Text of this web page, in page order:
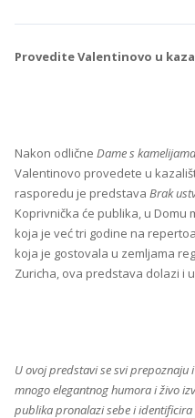
Provedite Valentinovo u
Nakon odlične Dame s kamelijama
Valentinovo provedete u
rasporedu je predstava Brak
Koprivnička će publika, u Domu
koja je već tri godine na
koja je gostovala u zemljama
Zuricha, ova predstava dolazi i
U ovoj predstavi se svi
mnogo elegantnog humora i živo
publika pronalazi sebe i